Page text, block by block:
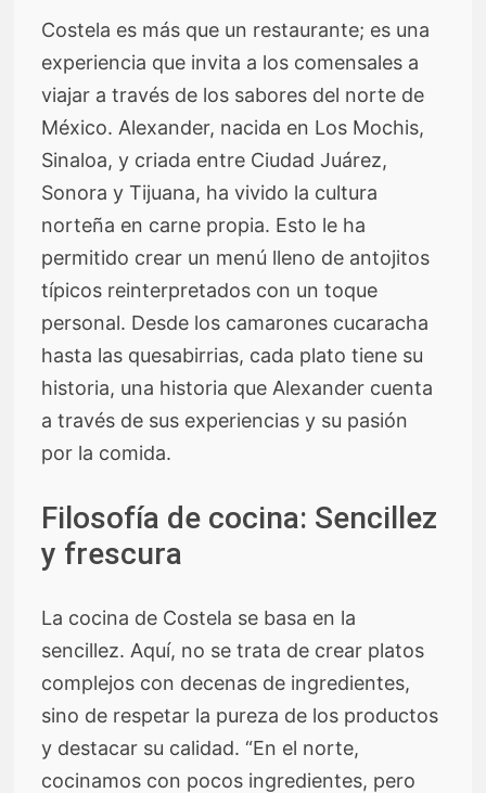
Costela es más que un restaurante; es una
experiencia que invita a los comensales a
viajar a través de los sabores del norte de
México. Alexander, nacida en Los Mochis,
Sinaloa, y criada entre Ciudad Juárez,
Sonora y Tijuana, ha vivido la cultura
norteña en carne propia. Esto le ha
permitido crear un menú lleno de antojitos
típicos reinterpretados con un toque
personal. Desde los camarones cucaracha
hasta las quesabirrias, cada plato tiene su
historia, una historia que Alexander cuenta
a través de sus experiencias y su pasión
por la comida.
Filosofía de cocina: Sencillez
y frescura
La cocina de Costela se basa en la
sencillez. Aquí, no se trata de crear platos
complejos con decenas de ingredientes,
sino de respetar la pureza de los productos
y destacar su calidad. “En el norte,
cocinamos con pocos ingredientes, pero